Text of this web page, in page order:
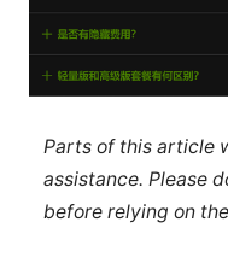
Parts of this article
assistance. Please
before relying on